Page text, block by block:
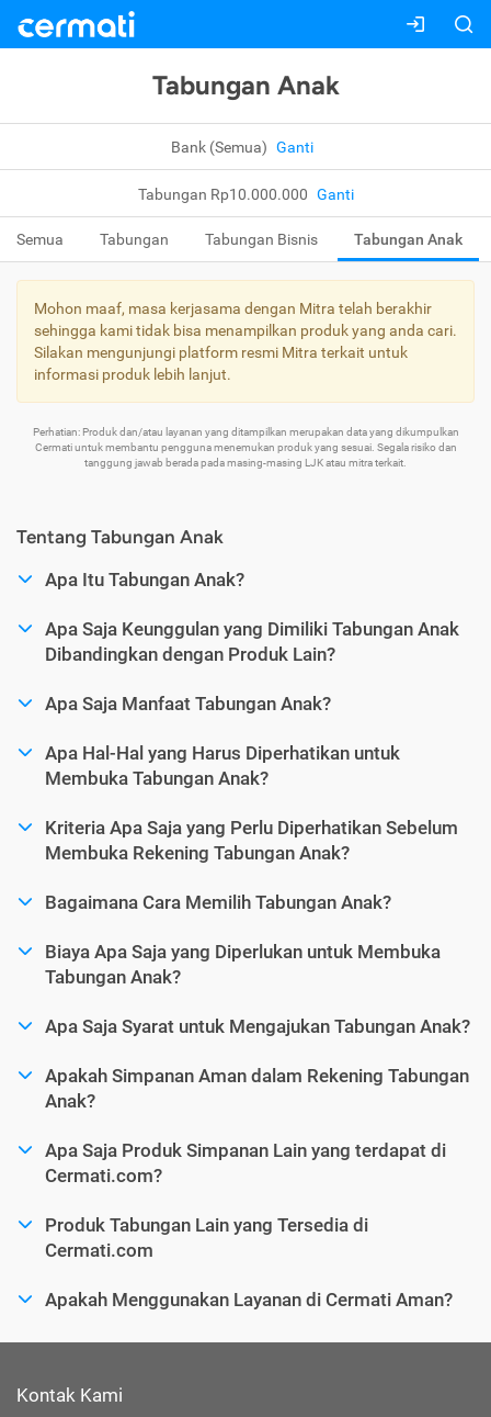
Tabungan Anak
Bank (Semua) Ganti
Tabungan Rp10.000.000 Ganti
Semua Tabungan Tabungan Bisnis Tabungan Anak
Mohon maaf, masa kerjasama dengan Mitra telah berakhir
sehingga kami tidak bisa menampilkan produk yang anda cari.
Silakan mengunjungi platform resmi Mitra terkait untuk
informasi produk lebih lanjut.
Perhatian: Produk dan/atau layanan yang ditampilkan merupakan data yang dikumpulkan
Cermati untuk membantu pengguna menemukan produk yang sesuai. Segala risiko dan
tanggung jawab berada pada masing-masing LJK atau mitra terkait.
Tentang Tabungan Anak
Apa Itu Tabungan Anak?
Apa Saja Keunggulan yang Dimiliki Tabungan Anak
Dibandingkan dengan Produk Lain?
Apa Saja Manfaat Tabungan Anak?
Apa Hal-Hal yang Harus Diperhatikan untuk
Membuka Tabungan Anak?
Kriteria Apa Saja yang Perlu Diperhatikan Sebelum
Membuka Rekening Tabungan Anak?
Bagaimana Cara Memilih Tabungan Anak?
Biaya Apa Saja yang Diperlukan untuk Membuka
Tabungan Anak?
Apa Saja Syarat untuk Mengajukan Tabungan Anak?
Apakah Simpanan Aman dalam Rekening Tabungan
Anak?
Apa Saja Produk Simpanan Lain yang terdapat di
Cermati.com?
Produk Tabungan Lain yang Tersedia di
Cermati.com
Apakah Menggunakan Layanan di Cermati Aman?
Kontak Kami